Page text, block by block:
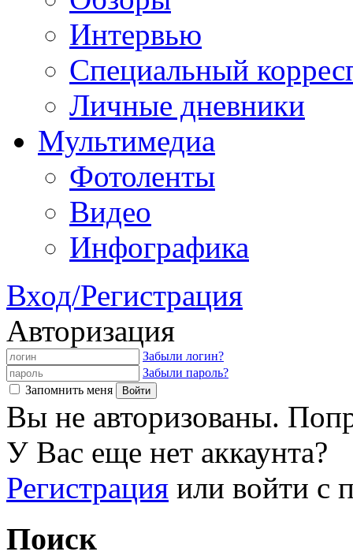
Интервью
Специальный
Личные дневники
Мультимедиа
Фотоленты
Видео
Инфографика
Вход/Регистрация
Авторизация
Забыли логин?
Забыли пароль?
Запомнить меня
Вы не авторизованы.
У Вас еще нет аккаунта?
Регистрация или войти с
Поиск